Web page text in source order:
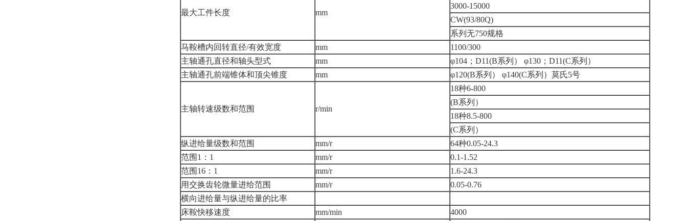
最大工件长度 mm
3000-15000
CW(93/80Q)
系列无750规格
马鞍槽内回转直径/有效宽度
mm
1100/300
主轴通孔直径和轴头型式
mm
φ104；D11(B系列） φ130；D11(C系列）
主轴通孔前端锥体和顶尖锥度
mm φ120(B系列） φ140(C系列）莫氏5号
主轴转速级数和范围 r/min
18种6-800
(B系列）
18种8.5-800
(C系列）
纵进给量级数和范围
mm/r
64种0.05-24.3
范围1：1
mm/r
0.1-1.52
范围16：1
mm/r
1.6-24.3
用交换齿轮微量进给范围
mm/r
0.05-0.76
横向进给量与纵进给量的比率
床鞍快移速度
mm/min
4000